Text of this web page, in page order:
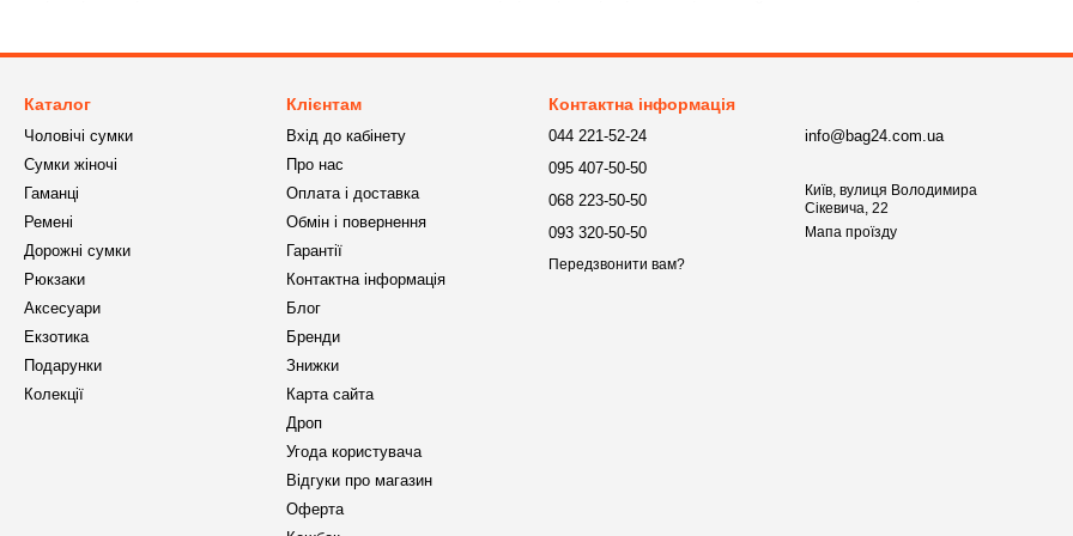
зеленого кольору:
заспокійливий колір, що підходить для будь-якого сезону.
та форматів — від міні до XL.
і збереження форми завдяки якісному пошиву.
для організації косметики, аксесуарів або засобів гігієни.
користування, так і для поїздок.
— це ідеальний вибір для тих, хто прагне поєднати комфорт, стиль і природну елегантність. Вони додають у повсякденне
смаку, залишаючись при цьому практичними й довговічними.
Каталог
Чоловічі сумки
Сумки жіночі
Гаманці
Ремені
Дорожні сумки
Рюкзаки
Аксесуари
Екзотика
Подарунки
Колекції
Клієнтам
Вхід до кабінету
Про нас
Оплата і доставка
Обмін і повернення
Гарантії
Контактна інформація
Блог
Бренди
Знижки
Карта сайта
Дроп
Угода користувача
Відгуки про магазин
Оферта
Контактна інформація
044 221-52-24
095 407-50-50
068 223-50-50
093 320-50-50
Передзвонити вам?
info@bag24.com.ua
Київ, вулиця Володимира
Сікевича, 22
Мапа проїзду